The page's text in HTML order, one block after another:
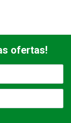
ofertas!